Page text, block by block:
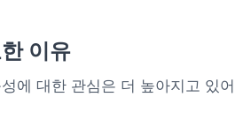
이유
에 대한 관심은 더 높아지고 있